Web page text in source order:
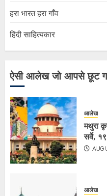
हरा भारत हरा गाँव
हिंदी साहित्यकार
ऐसी आलेख जो आपसे छूट
आलेख
मथुरा
सर्वे,
आलेख